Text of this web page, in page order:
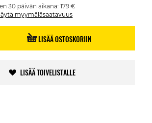
30 päivän aikana: 179 €
myymäläsaatavuus
LISÄÄ OSTOSKORIIN
LISÄÄ TOIVELISTALLE